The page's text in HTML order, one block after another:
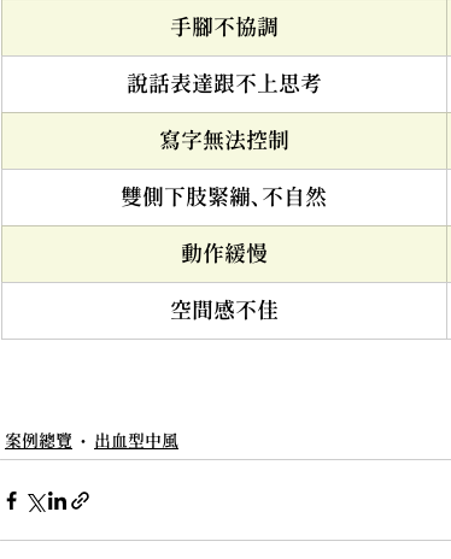
手腳不協調
說話表達跟不上思考
寫字無法控制
雙側下肢緊繃、不自然
動作緩慢
空間感不佳
案例總覽 出血型中風